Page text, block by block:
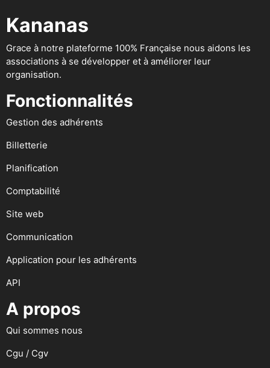
Kananas
Grace à notre plateforme 100% Française nous aidons les
associations à se développer et à améliorer leur
organisation.
Fonctionnalités
Gestion des adhérents
Billetterie
Planification
Comptabilité
Site web
Communication
Application pour les adhérents
API
A propos
Qui sommes nous
Cgu / Cgv